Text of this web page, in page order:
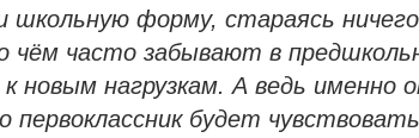
форму, стараясь
чём часто забывают в
новым нагрузкам. А ведь именно
будет